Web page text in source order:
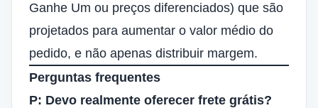
Ganhe Um ou preços diferenciados) que são
projetados para aumentar o valor médio do
pedido, e não apenas distribuir margem.
Perguntas frequentes
P: Devo realmente oferecer frete grátis?